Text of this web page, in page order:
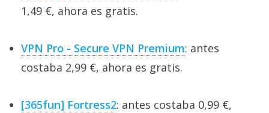
1,49 €, ahora es gratis.
VPN Pro - Secure VPN Premium: antes
costaba 2,99 €, ahora es gratis.
[365fun] Fortress2: antes costaba 0,99 €,